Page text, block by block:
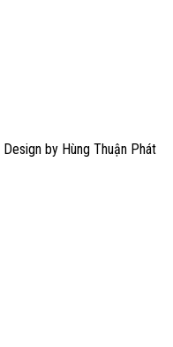
Design by Hùng Thuận Phát